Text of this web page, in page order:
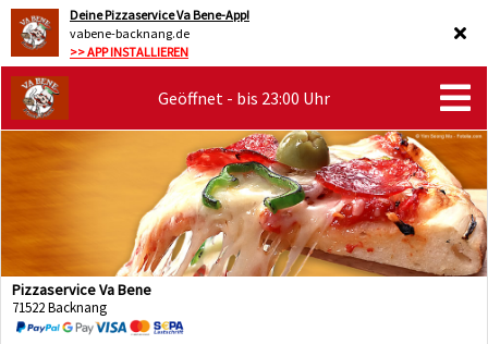
Deine Pizzaservice Va Bene-App!
vabene-backnang.de
>> APP INSTALLIEREN
Geöffnet - bis 23:00 Uhr
Pizzaservice Va Bene
71522 Backnang